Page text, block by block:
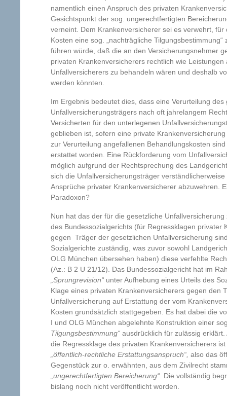
namentlich einen Anspruch des privaten
Gesichtspunkt der sog. ungerechtfertigten
verneint. Dem Krankenversicherer sei es verwehrt,
Kosten eine sog. „nachträgliche
führen würde, daß die an den Versicherungsnehmer
privaten Krankenversicherers rechtlich wie Leistungen
Unfallversicherers zu behandeln wären und deshalb
werden könnten.
Im Ergebnis bedeutet dies, dass eine Verurteilung des
Unfallversicherungsträgers nach oft jahrelangem
Versicherten für den unterlegenen
geblieben ist, sofern eine private
zur Verurteilung angefallenen Behandlungskosten
erstattet worden. Eine Rückforderung vom
möglich aufgrund der Rechtsprechung des
sich die Unfallversicherungsträger
Ansprüche privater Krankenversicherer abzuwehren.
Paradoxon?
Nun hat das der für die gesetzliche
des Bundessozialgerichts (für Regressklagen privater
gegen Träger der gesetzlichen Unfallversicherung
Sozialgerichte zuständig, was zuvor sowohl
OLG München übersehen haben) diese verfehlte
(Az.: B 2 U 21/12). Das Bundessozialgericht hat im
„Sprungrevision“ unter Aufhebung eines Urteils des
Klage eines privaten Krankenversicherers gegen den
Unfallversicherung auf Erstattung der vom
Kosten grundsätzlich stattgegeben. Es hat dabei die
I und OLG München abgelehnte Konstruktion einer
Tilgungsbestimmung“ ausdrücklich für zulässig
die Regressklage des privaten Krankenversicherers
„öffentlich-rechtliche Erstattungsanspruch“, also das
Gegenstück zur o. erwähnten, aus dem Zivilrecht
„ungerechtfertigten Bereicherung“. Die vollständig
bislang noch nicht veröffentlicht worden.